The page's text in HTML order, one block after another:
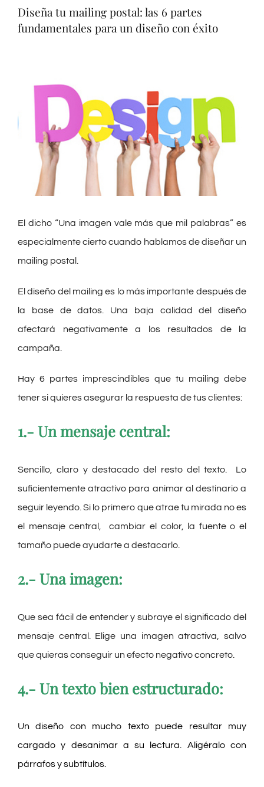
Preguntas Frecuentes
Contacto
Diseña tu mailing postal: las 6 partes
fundamentales para un diseño con éxito
más
grande
El dicho “Una imagen vale más que mil palabras” es
especialmente cierto cuando hablamos de diseñar un
mailing postal.
El diseño del mailing es lo más importante después de
la base de datos. Una baja calidad del diseño
afectará negativamente a los resultados de la
campaña.
Hay 6 partes imprescindibles que tu mailing debe
tener si quieres asegurar la respuesta de tus clientes:
1.- Un mensaje central:
Sencillo, claro y destacado del resto del texto. Lo
suficientemente atractivo para animar al destinario a
seguir leyendo. Si lo primero que atrae tu mirada no es
el mensaje central, cambiar el color, la fuente o el
tamaño puede ayudarte a destacarlo.
2.- Una imagen:
Que sea fácil de entender y subraye el significado del
mensaje central. Elige una imagen atractiva, salvo
que quieras conseguir un efecto negativo concreto.
4.- Un texto bien estructurado:
Un diseño con mucho texto puede resultar muy
cargado y desanimar a su lectura. Aligéralo con
párrafos y subtítulos.